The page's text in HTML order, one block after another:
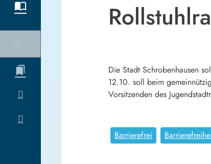
Die Stadt Schrobenhausen
12.10. soll beim
Vorsitzenden des
Barrierefrei